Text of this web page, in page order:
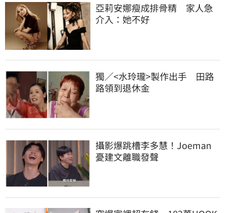
亞莉安娜瘦成排骨精　家人急
介入：她不好
獨／<水玲瓏>製作出手　田路
路領到退休金
攝影爆跳槽李多慧！Joeman
憂建文離職發聲